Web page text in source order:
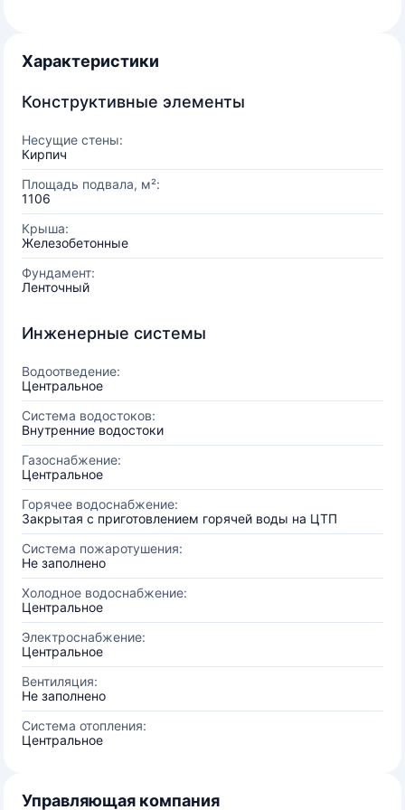
Характеристики
Конструктивные элементы
Несущие стены:
Кирпич
Площадь подвала, м²:
1106
Крыша:
Железобетонные
Фундамент:
Ленточный
Инженерные системы
Водоотведение:
Центральное
Система водостоков:
Внутренние водостоки
Газоснабжение:
Центральное
Горячее водоснабжение:
Закрытая с приготовлением горячей воды на ЦТП
Система пожаротушения:
Не заполнено
Холодное водоснабжение:
Центральное
Электроснабжение:
Центральное
Вентиляция:
Не заполнено
Система отопления:
Центральное
Управляющая компания